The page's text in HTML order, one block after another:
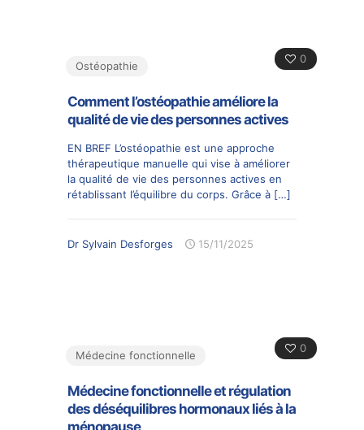
0
Ostéopathie
Comment l’ostéopathie améliore la
qualité de vie des personnes actives
EN BREF L’ostéopathie est une approche
thérapeutique manuelle qui vise à améliorer
la qualité de vie des personnes actives en
rétablissant l’équilibre du corps. Grâce à […]
Dr Sylvain Desforges 15/11/2025
0
Médecine fonctionnelle
Médecine fonctionnelle et régulation
des déséquilibres hormonaux liés à la
ménopause